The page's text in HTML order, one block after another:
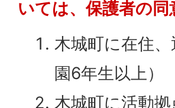
いては、保護者の
木城町に在住
園6年生以上）
木城町に活動